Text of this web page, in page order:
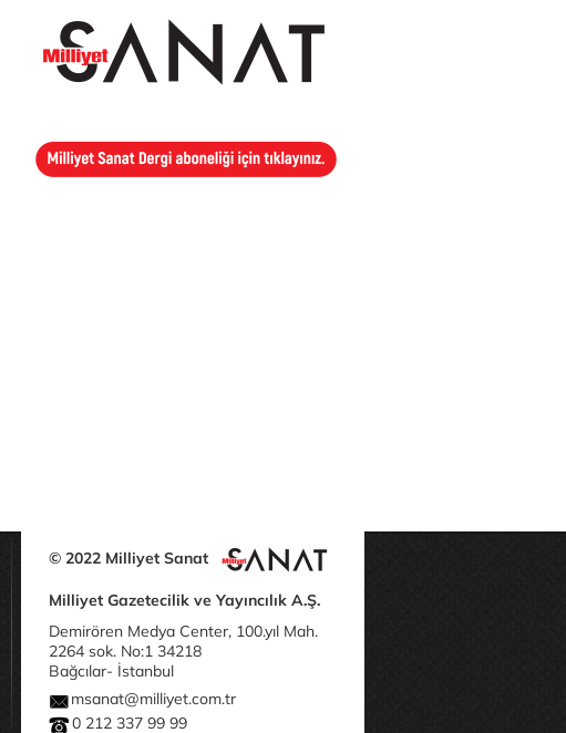
© 2022 Milliyet Sanat
Milliyet Gazetecilik ve Yayıncılık A.Ş.
Demirören Medya Center, 100.yıl Mah.
2264 sok. No:1 34218
Bağcılar- İstanbul
msanat@milliyet.com.tr
0 212 337 99 99